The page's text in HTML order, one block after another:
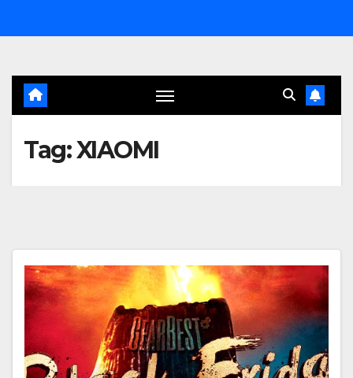
al
Tag:XIAOMI